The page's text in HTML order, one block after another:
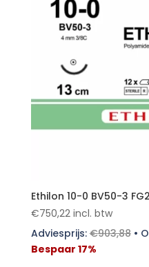
Ethilon 10-0 BV50-3
€750,22 incl. btw
Adviesprijs:€903,88•
Bespaar 17%